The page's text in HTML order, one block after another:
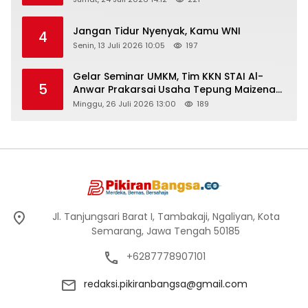
4 Jangan Tidur Nyenyak, Kamu WNI
Senin, 13 Juli 2026 10:05 197
5
Gelar Seminar UMKM, Tim KKN STAI Al-
Anwar Prakarsai Usaha Tepung Maizena
di Logung
Minggu, 26 Juli 2026 13:00 189
Jl. Tanjungsari Barat I, Tambakaji, Ngaliyan, Kota
Semarang, Jawa Tengah 50185
+6287778907101
redaksi.pikiranbangsa@gmail.com